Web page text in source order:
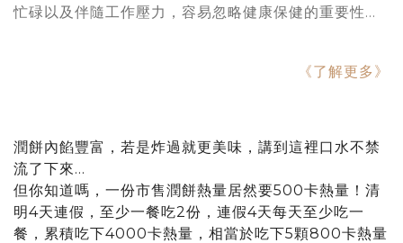
忙碌以及伴隨工作壓力，容易忽略健康保健的重要性…
《了解更多》
潤餅內餡豐富，若是炸過就更美味，講到這裡口水不禁
流了下來…
但你知道嗎，一份市售潤餅熱量居然要500卡熱量！清
明4天連假，至少一餐吃2份，連假4天每天至少吃一
餐，累積吃下4000卡熱量，相當於吃下5顆800卡熱量